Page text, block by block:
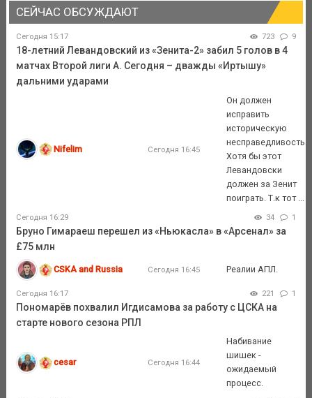
СЕЙЧАС ОБСУЖДАЮТ
Сегодня 15:17 723 9
18-летний Левандовский из «Зенита-2» забил 5 голов в 4
матчах Второй лиги А. Сегодня – дважды «Иртышу»
дальними ударами
Nifelim Сегодня 16:45
Он должен
исправить
историческую
несправедливость.
Хотя бы этот
Левандовски
должен за Зенит
поиграть. Т.к тот ...
Сегодня 16:29 34 1
Бруно Гимараеш перешел из «Ньюкасла» в «Арсенал» за
£75 млн
CSKA and Russia Сегодня 16:45 Реалии АПЛ.
Сегодня 16:17 221 1
Пономарёв похвалил Игдисамова за работу с ЦСКА на
старте нового сезона РПЛ
cesar Сегодня 16:44
Набивание
шишек -
ожидаемый
процесс.